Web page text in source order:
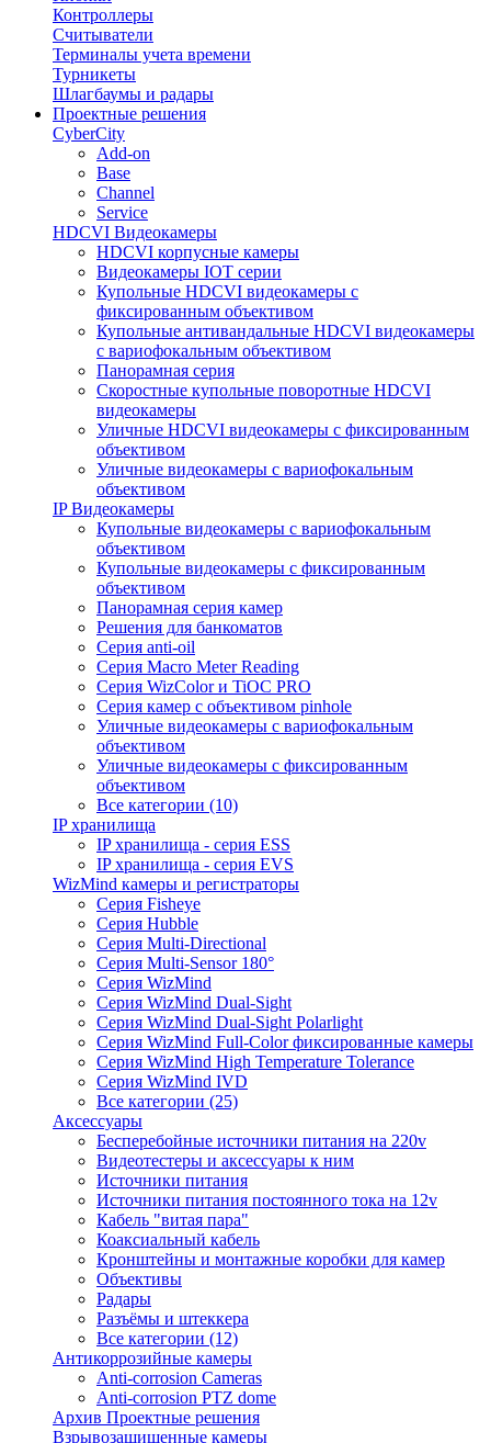
Контроллеры
Считыватели
Терминалы учета времени
Турникеты
Шлагбаумы и радары
Проектные решения
CyberCity
Add-on
Base
Channel
Service
HDCVI Видеокамеры
HDCVI корпусные камеры
Видеокамеры IOT серии
Купольные HDCVI видеокамеры с
фиксированным объективом
Купольные антивандальные HDCVI видеокамеры
с вариофокальным объективом
Панорамная серия
Скоростные купольные поворотные HDCVI
видеокамеры
Уличные HDCVI видеокамеры с фиксированным
объективом
Уличные видеокамеры с вариофокальным
объективом
IP Видеокамеры
Купольные видеокамеры с вариофокальным
объективом
Купольные видеокамеры с фиксированным
объективом
Панорамная серия камер
Решения для банкоматов
Серия anti-oil
Серия Macro Meter Reading
Серия WizColor и TiOC PRO
Серия камер с объективом pinhole
Уличные видеокамеры с вариофокальным
объективом
Уличные видеокамеры с фиксированным
объективом
Все категории (10)
IP хранилища
IP хранилища - серия ESS
IP хранилища - серия EVS
WizMind камеры и регистраторы
Серия Fisheye
Серия Hubble
Серия Multi-Directional
Серия Multi-Sensor 180°
Серия WizMind
Серия WizMind Dual-Sight
Серия WizMind Dual-Sight Polarlight
Серия WizMind Full-Color фиксированные камеры
Серия WizMind High Temperature Tolerance
Серия WizMind IVD
Все категории (25)
Аксессуары
Бесперебойные источники питания на 220v
Видеотестеры и аксессуары к ним
Источники питания
Источники питания постоянного тока на 12v
Кабель "витая пара"
Коаксиальный кабель
Кронштейны и монтажные коробки для камер
Объективы
Радары
Разъёмы и штеккера
Все категории (12)
Антикоррозийные камеры
Anti-corrosion Cameras
Anti-corrosion PTZ dome
Архив Проектные решения
Взрывозащищенные камеры